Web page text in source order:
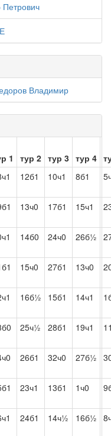
Владимир
1 тур 2 тур 3 тур 4
12б1 10ч1 8б1
13ч0 17б1 15ч1
14б0 24ч0 26б½
15ч0 27б1 13ч0
16б½ 15б1 14ч1
25ч½ 28б1 19ч1
26б1 32ч0 27б½
23ч1 13б1 1ч0
24б1 14ч½ 16б½